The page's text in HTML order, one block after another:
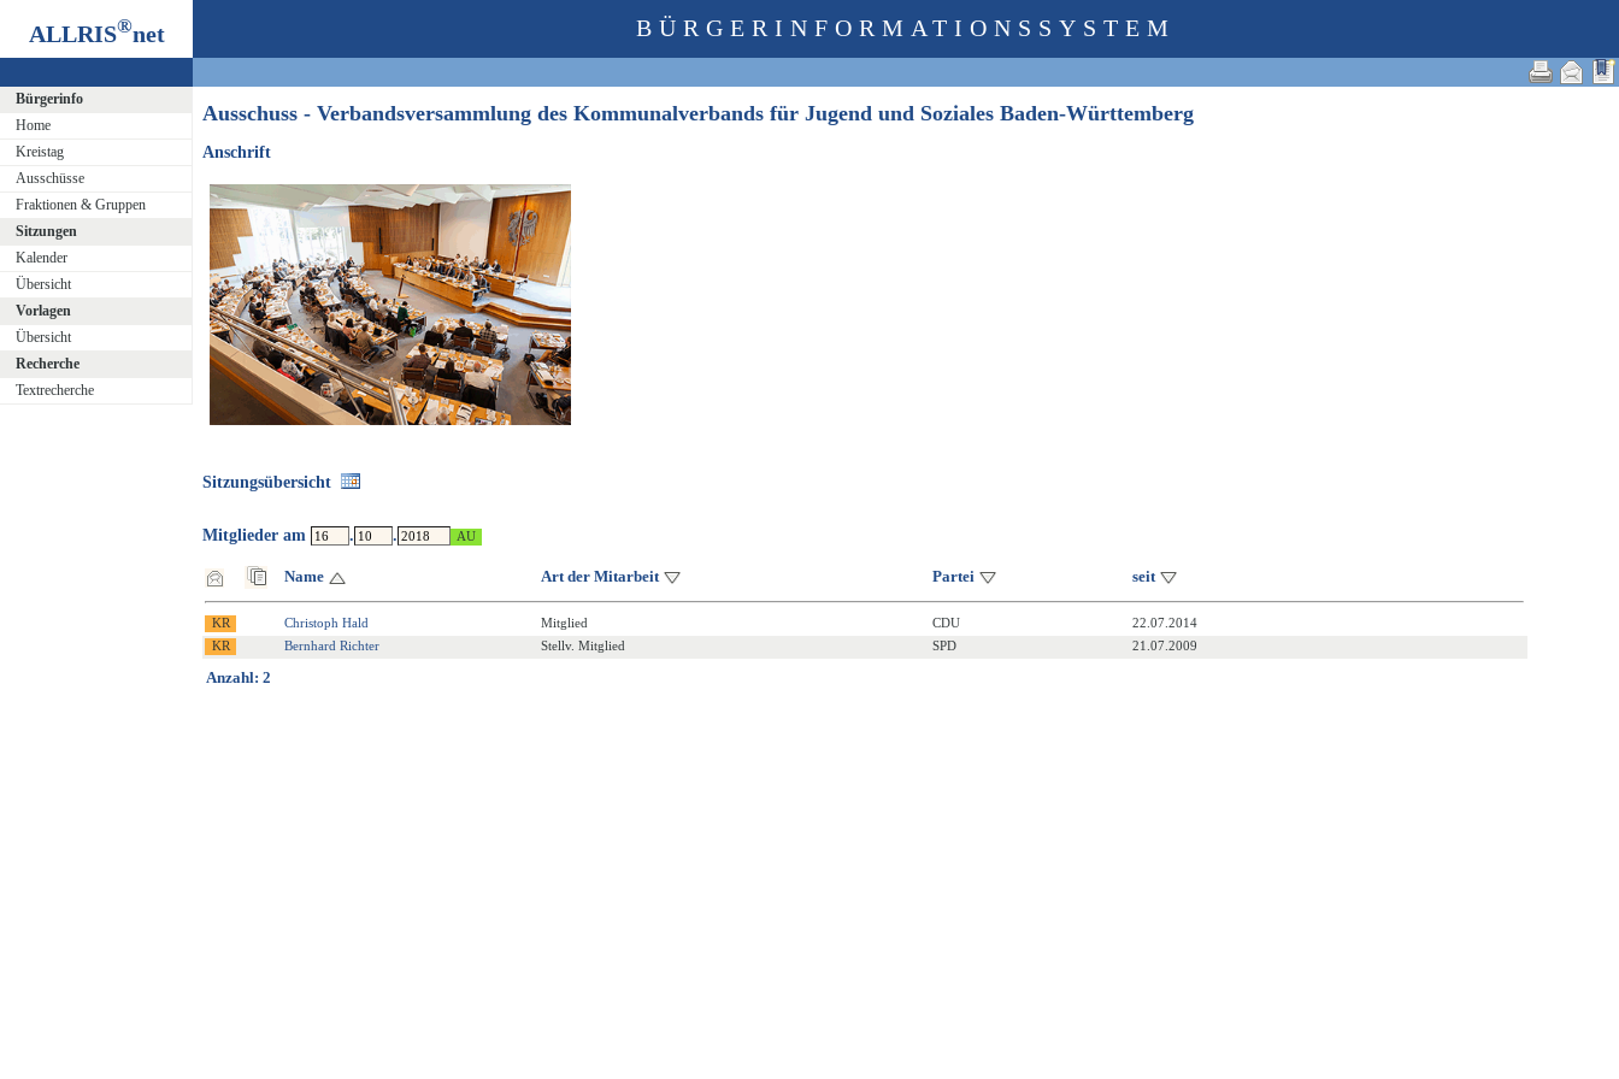
ALLRIS®net
Bürgerinfo
Home
Kreistag
Ausschüsse
Fraktionen & Gruppen
Sitzungen
Kalender
Übersicht
Vorlagen
Übersicht
Recherche
Textrecherche
BÜRGERINFORMATIONSSYSTEM
Ausschuss - Verbandsversammlung des Kommunalverbands für Jugend und Soziales Baden-Württemberg
Anschrift
Sitzungsübersicht
Mitglieder am . .
Name Art der Mitarbeit Partei seit
Christoph Hald Mitglied CDU
22.07.2014
Bernhard Richter
Stellv. Mitglied SPD 21.07.2009
Anzahl: 2